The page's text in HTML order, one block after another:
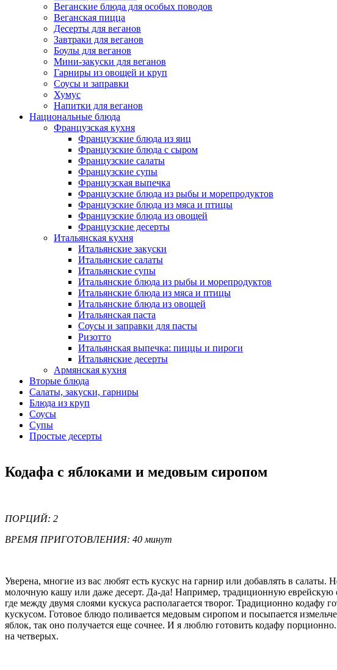
Веганские блюда для особых поводов
Веганская пицца
Десерты для веганов
Завтраки для веганов
Боулы для веганов
Мини-закуски для веганов
Гарниры из овощей и круп
Соусы и заправки
Хумус
Напитки для веганов
Национальные блюда
Французская кухня
Французские блюда из яиц
Французские блюда с сыром
Французские салаты
Французские супы
Французская выпечка
Французские блюда из рыбы и морепродуктов
Французские блюда из мяса и птицы
Французские блюда из овощей
Французские десерты
Итальянская кухня
Итальянские закуски
Итальянские салаты
Итальянские супы
Итальянские блюда из рыбы и морепродуктов
Итальянские блюда из мяса и птицы
Итальянские блюда из овощей
Итальянская паста
Соусы и заправки для пасты
Ризотто
Итальянская выпечка: пиццы и пироги
Итальянские десерты
Армянская кухня
Вторые блюда
Салаты, закуски, гарниры
Блюда из круп
Соусы
Супы
Простые десерты
Кодафа с яблоками и медовым сиропом
ПОРЦИЙ: 2
ВРЕМЯ ПРИГОТОВЛЕНИЯ: 40 минут
Уверена, многие из вас любят есть кускус на гарнир или добавлять в
молочную кашу или даже десерт. Да-да! Например, традиционную еврейскую
где между двумя слоями кускуса располагается творог. Традиционно кодафу
кускусом. Готовое блюдо поливается медовым сиропом и посыпается
яблок, так оно получается еще сочнее. И я люблю готовить кодафу
на четверых.